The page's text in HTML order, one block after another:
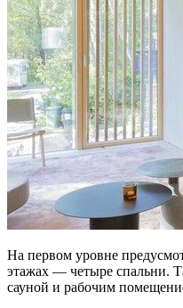
На первом уровне
этажах — четыре спальни.
сауной и рабочим